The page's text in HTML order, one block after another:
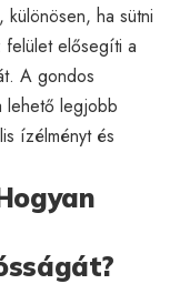
ha sütni
felület elősegíti a
A gondos
lehető legjobb
ízélményt és